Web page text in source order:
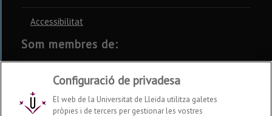
Accessibilitat
Som membres de:
CSUC REBIUN CRUE
Configuració de privadesa
El web de la Universitat de Lleida utilitza galetes
pròpies i de tercers per gestionar les vostres